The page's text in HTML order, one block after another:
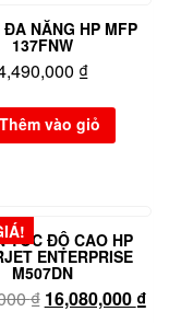
ĐA NĂNG HP MFP
137FNW
₫
Thêm vào giỏ
TỐC ĐỘ CAO HP
ENTERPRISE
M507DN
₫ 16,080,000 ₫